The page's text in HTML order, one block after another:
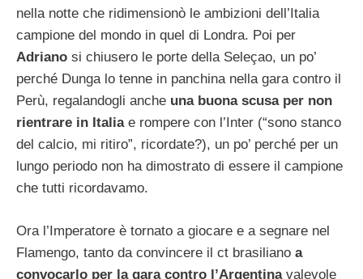
nella notte che ridimensionò le ambizioni dell’Italia
campione del mondo in quel di Londra. Poi per
Adriano si chiusero le porte della Seleçao, un po’
perché Dunga lo tenne in panchina nella gara contro il
Perù, regalandogli anche una buona scusa per non
rientrare in Italiae rompere con l’Inter (“sono stanco
del calcio, mi ritiro”, ricordate?), un po’ perché per un
lungo periodo non ha dimostrato di essere il campione
che tutti ricordavamo.
Ora l’Imperatore è tornato a giocare e a segnare nel
Flamengo, tanto da convincere il ct brasiliano a
convocarlo per la gara contro l’Argentina valevole